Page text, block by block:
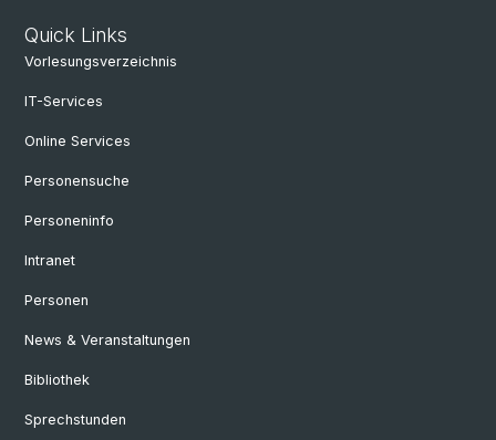
Quick Links
Vorlesungsverzeichnis
IT-Services
Online Services
Personensuche
Personeninfo
Intranet
Personen
News & Veranstaltungen
Bibliothek
Sprechstunden